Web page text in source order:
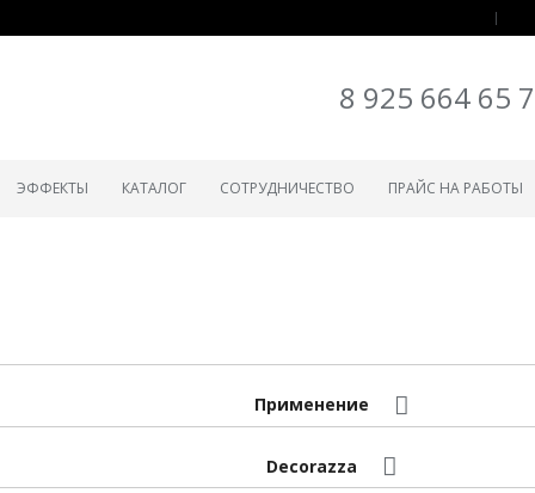
8 925 664 65
ЭФФЕКТЫ КАТАЛОГ СОТРУДНИЧЕСТВО ПРАЙС НА РАБОТЫ
Применение
Decorazza